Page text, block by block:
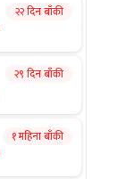
२२ दिन बाँकी
२९ दिन बाँकी
१ महिना बाँकी